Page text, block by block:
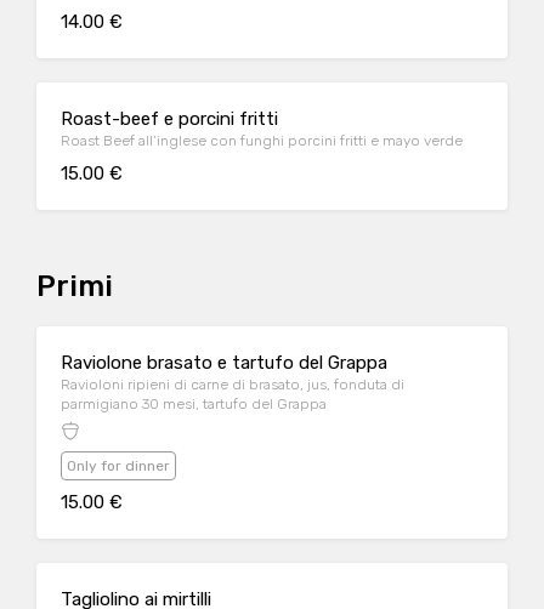
14.00 €
Roast-beef e porcini fritti
Roast Beef all’inglese con funghi porcini fritti e mayo verde
15.00 €
Primi
Raviolone brasato e tartufo del Grappa
Ravioloni ripieni di carne di brasato, jus, fonduta di
parmigiano 30 mesi, tartufo del Grappa
Only for dinner
15.00 €
Tagliolino ai mirtilli